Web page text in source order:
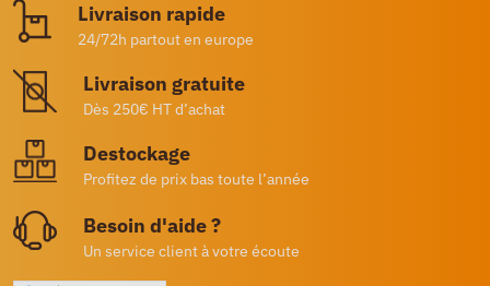
Livraison rapide
24/72h partout en europe
Livraison gratuite
Dès 250€ HT d’achat
Destockage
Profitez de prix bas toute l’année
Besoin d'aide ?
Un service client à votre écoute